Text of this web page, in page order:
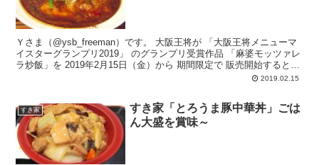
Ｙさま（@ysb_freeman）です。 大阪王将が 「大阪王将メニューマ
イスターグランプリ2019」 のグランプリ受賞作品 「麻婆モッツァレ
ラ炒飯」を 2019年2月15日（金）から 期間限定で 販売開始するとい
2019.02.15
すき家
すき家「とろうま豚中華丼」ごは
ん大盛を賞味～